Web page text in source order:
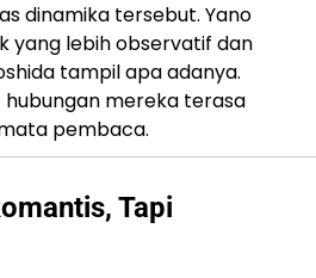
dinamika tersebut. Yano
yang lebih observatif dan
tampil apa adanya.
mereka terasa
pembaca.
Tapi